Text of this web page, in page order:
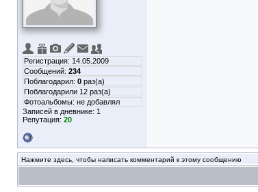
Регистрация: 14.05.2009
Сообщений: 234
Поблагодарил: 0 раз(а)
Поблагодарили 12 раз(а)
Фотоальбомы: не добавлял
Записей в дневнике: 1
Репутация: 20
Нажмите здесь, чтобы написать комментарий к этому сообщению